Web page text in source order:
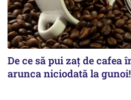
De ce să pui zaț de cafea
arunca niciodată la gunoi!